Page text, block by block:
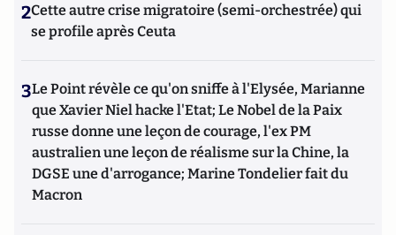
2Cette autre crise migratoire (semi-orchestrée) qui
se profile après Ceuta
3Le Point révèle ce qu'on sniffe à l'Elysée, Marianne
que Xavier Niel hacke l'Etat; Le Nobel de la Paix
russe donne une leçon de courage, l'ex PM
australien une leçon de réalisme sur la Chine, la
DGSE une d'arrogance; Marine Tondelier fait du
Macron